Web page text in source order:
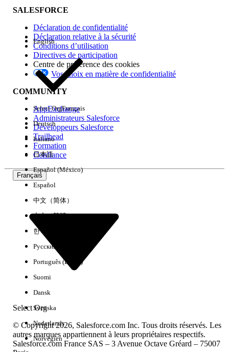
Impact des fonctionnalités
Edition
Expérience
Aucun résultat
SALESFORCE
Déclaration de confidentialité
Déclaration relative à la sécurité
Conditions d’utilisation
Directives de participation
Centre de préférence des cookies
Vos choix en matière de confidentialité
COMMUNITY
AppExchange
Administrateurs Salesforce
Développeurs Salesforce
Trailhead
Formation
Confiance
Français
Select Org
English
Select OrgFrançais
Deutsch
Italiano
日本語
Español (México)
Español
中文（简体）
中文（繁體）
한국어
Русский
Português (Brasil)
Suomi
Dansk
Svenska
Nederlands
Norvégien
© Copyright 2026, Salesforce.com Inc. Tous droits réservés. Les
autres marques appartiennent à leurs propriétaires respectifs.
Salesforce.com France SAS – 3 Avenue Octave Gréard – 75007